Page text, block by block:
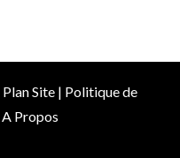
Plan Site| Politique de
A Propos